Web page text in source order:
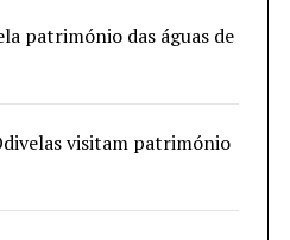
património das águas de
visitam património